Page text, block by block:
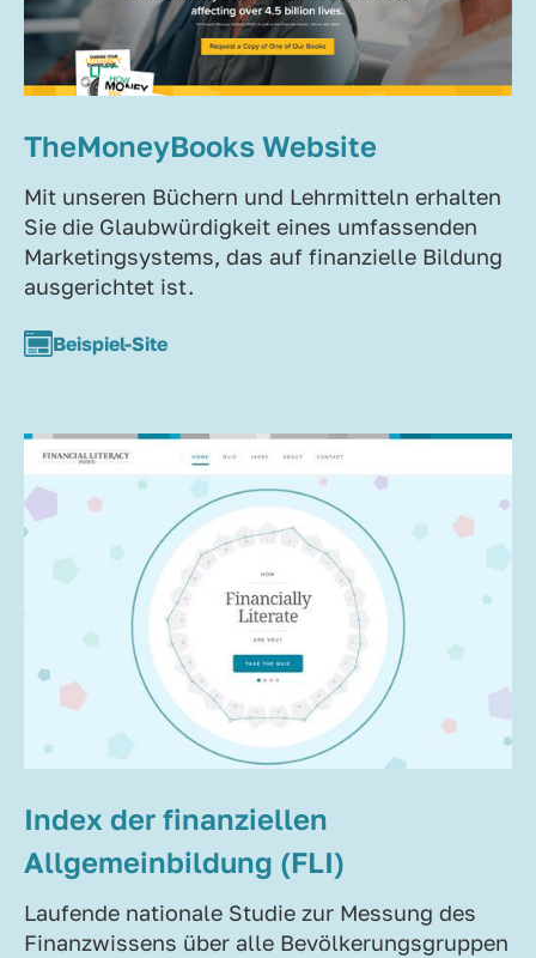
TheMoneyBooks Website
Mit unseren Büchern und Lehrmitteln erhalten
Sie die Glaubwürdigkeit eines umfassenden
Marketingsystems, das auf finanzielle Bildung
ausgerichtet ist.
Beispiel-Site
Index der finanziellen
Allgemeinbildung (FLI)
Laufende nationale Studie zur Messung des
Finanzwissens über alle Bevölkerungsgruppen